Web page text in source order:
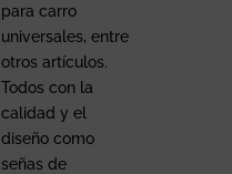
para carro
universales, entre
otros artículos.
Todos con la
calidad y el
diseño como
señas de